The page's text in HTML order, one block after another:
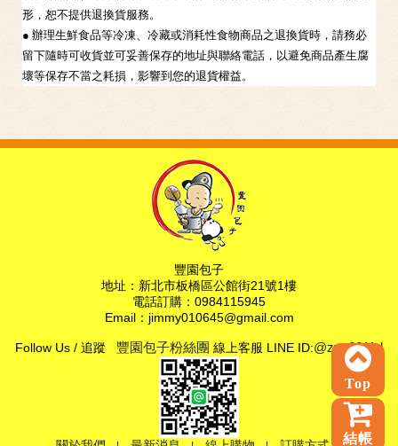
形，恕不提供退換貨服務。
● 辦理生鮮食品等冷凍、冷藏或消耗性食物商品之退換貨時，請務必
留下隨時可收貨並可妥善保存的地址與聯絡電話，以避免商品產生腐
壞等保存不當之耗損，影響到您的退貨權益。
豐園包子
地址：新北市板橋區公館街21號1樓
電話訂購：0984115945
Email：jimmy010645@gmail.com
Follow Us / 追蹤 豐園包子粉絲團 線上客服 LINE ID:@zyu6611d
Top
結帳